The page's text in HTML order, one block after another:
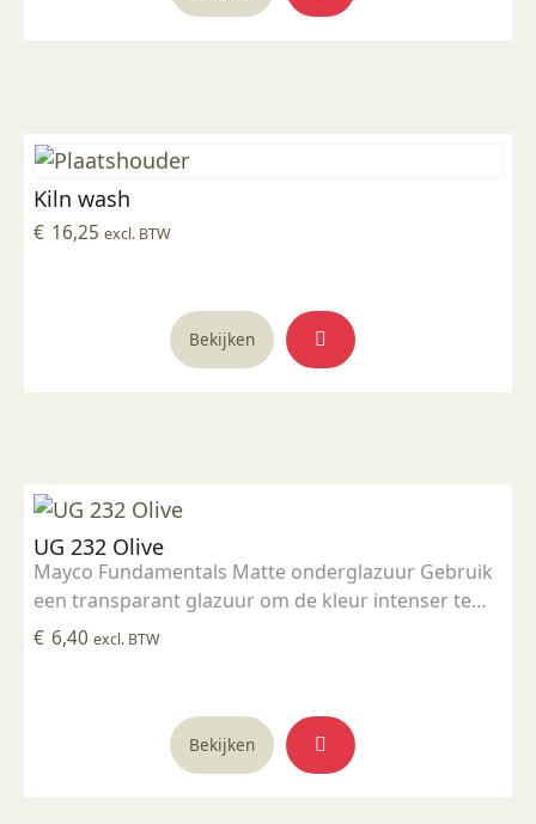
Kiln wash
€ 16,25 excl. BTW
Bekijken
UG 232 Olive
Mayco Fundamentals Matte onderglazuur Gebruik
een transparant glazuur om de kleur intenser te
maken Geschikt voor gebruiksgoed mits er een
€ 6,40 excl. BTW
Bekijken